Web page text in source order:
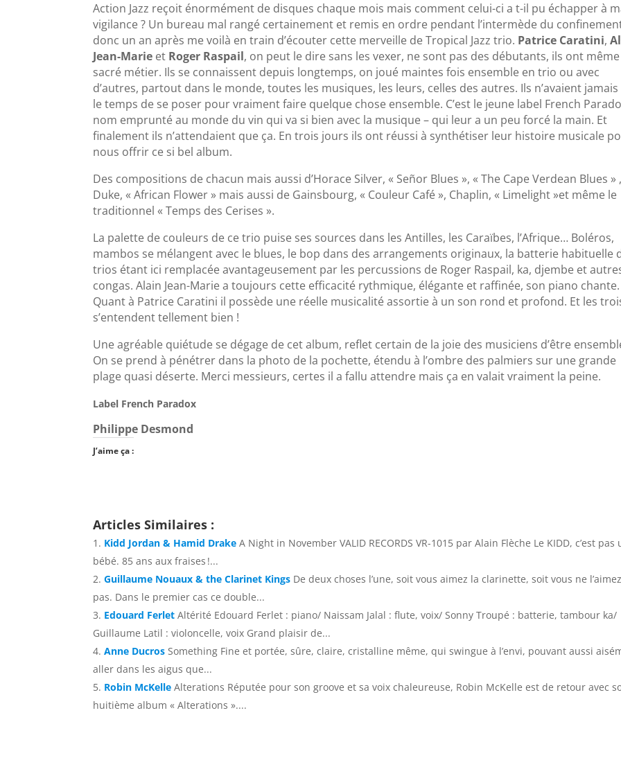
Action Jazz reçoit énormément de disques chaque mois mais comment celui-ci a t-il pu échapper à
vigilance ? Un bureau mal rangé certainement et remis en ordre pendant l’intermède du
donc un an après me voilà en train d’écouter cette merveille de Tropical Jazz trio. Patrice Caratini,
Jean-Marie et Roger Raspail, on peut le dire sans les vexer, ne sont pas des débutants, ils ont
sacré métier. Ils se connaissent depuis longtemps, on joué maintes fois ensemble en trio ou avec
d’autres, partout dans le monde, toutes les musiques, les leurs, celles des autres. Ils n’avaient
le temps de se poser pour vraiment faire quelque chose ensemble. C’est le jeune label French
nom emprunté au monde du vin qui va si bien avec la musique – qui leur a un peu forcé la main. Et
finalement ils n’attendaient que ça. En trois jours ils ont réussi à synthétiser leur histoire musicale
nous offrir ce si bel album.
Des compositions de chacun mais aussi d’Horace Silver, « Señor Blues », « The Cape Verdean Blues »
Duke, « African Flower » mais aussi de Gainsbourg, « Couleur Café », Chaplin, « Limelight »et même le
traditionnel « Temps des Cerises ».
La palette de couleurs de ce trio puise ses sources dans les Antilles, les Caraïbes, l’Afrique… Boléros,
mambos se mélangent avec le blues, le bop dans des arrangements originaux, la batterie habituelle
trios étant ici remplacée avantageusement par les percussions de Roger Raspail, ka, djembe et
congas. Alain Jean-Marie a toujours cette efficacité rythmique, élégante et raffinée, son piano chante.
Quant à Patrice Caratini il possède une réelle musicalité assortie à un son rond et profond. Et les
s’entendent tellement bien !
Une agréable quiétude se dégage de cet album, reflet certain de la joie des musiciens d’être
On se prend à pénétrer dans la photo de la pochette, étendu à l’ombre des palmiers sur une grande
plage quasi déserte. Merci messieurs, certes il a fallu attendre mais ça en valait vraiment la peine.
Label French Paradox
Philippe Desmond
J’aime ça :
Articles Similaires :
Kidd Jordan & Hamid Drake A Night in November VALID RECORDS VR-1015 par Alain Flèche Le KIDD, c’est pas
bébé. 85 ans aux fraises !...
Guillaume Nouaux & the Clarinet Kings De deux choses l’une, soit vous aimez la clarinette, soit vous ne l’aimez
pas. Dans le premier cas ce double...
Edouard Ferlet Altérité Edouard Ferlet : piano/ Naissam Jalal : flute, voix/ Sonny Troupé : batterie, tambour ka/
Guillaume Latil : violoncelle, voix Grand plaisir de...
Anne Ducros Something Fine et portée, sûre, claire, cristalline même, qui swingue à l’envi, pouvant aussi
aller dans les aigus que...
Robin McKelle Alterations Réputée pour son groove et sa voix chaleureuse, Robin McKelle est de retour avec
huitième album « Alterations »....